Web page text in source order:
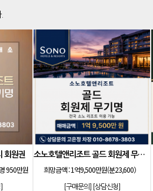
[골프] 레이크우드cc 프리빌리지
[리조트] 리솜리조트 제천 54평 법인 무기명 회원제
회원권
950만원
소노호텔앤리조트 골드 회원제 무기명
희망금액 :1억9,500만원(분23,600）
[구매문의] [상담신청]